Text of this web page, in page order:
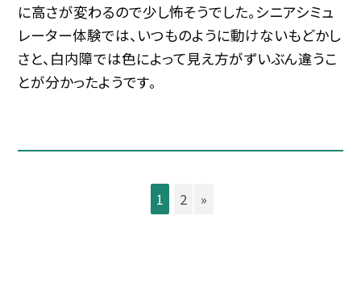
に高さが変わるので少し怖そうでした。シニアシミュ
レーター体験では、いつものように動けないもどかし
さと、白内障では色によって見え方がずいぶん違うこ
とが分かったようです。
1 2 »